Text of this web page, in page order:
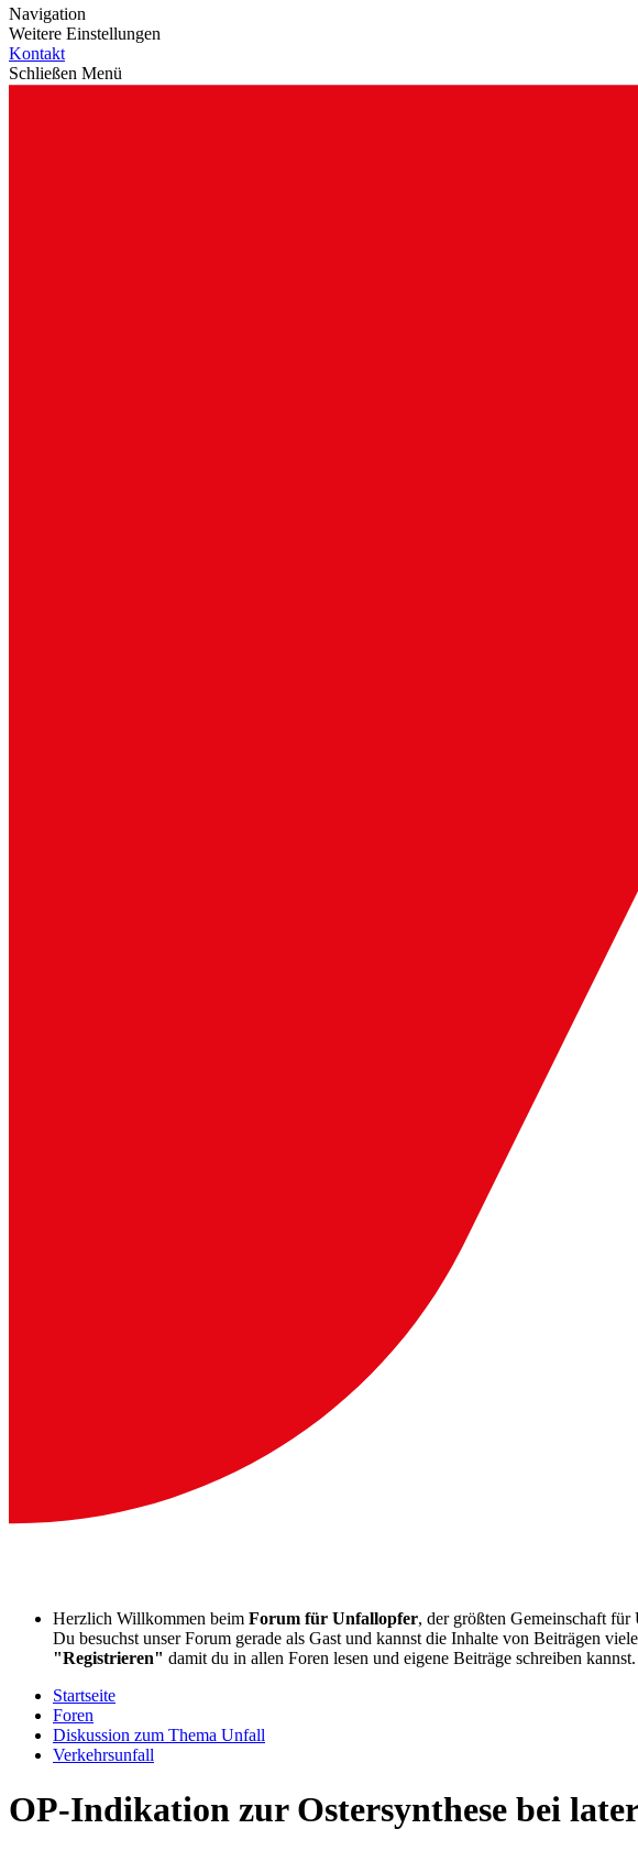
Navigation
Weitere Einstellungen
Kontakt
Schließen Menü
Herzlich Willkommen beim Forum für Unfallopfer, der größten Gemeinschaft
Du besuchst unser Forum gerade als Gast und kannst die Inhalte von Beiträgen
"Registrieren" damit du in allen Foren lesen und eigene Beiträge schreiben kannst.
Startseite
Foren
Diskussion zum Thema Unfall
Verkehrsunfall
OP-Indikation zur Ostersynthese bei